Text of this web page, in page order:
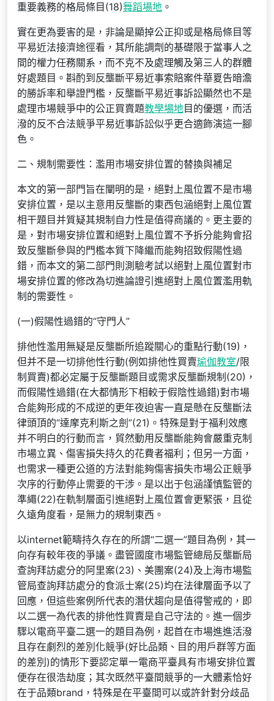
重要義務的格局條目(18)舞蹈場地 。
實在更為要害的是，非論是顯掉公正抑或是格局條目等
平易近法接濟途徑看，其所能調劑的基礎限于當事人之
間的權力任務關系，而不克不及處理觸及第三人的群體
好處題目。斟酌到反壟斷平易近事索賠案件華夏告暗澹
的勝訴率和舉證門檻，反壟斷平易近事訴訟顯然也不是
處理市場競爭中的公正買賣題教學場地目的優選，而活
潑的反不合法競爭平易近事訴訟似乎更合適飾演這一腳
色。
二、規制需要性：濫用市場安排位置的替換與補足
本文的第一部門旨在闡明的是，絕對上風位置不是市場
安排位置，是以主意用反壟斷的東西包涵絕對上風位置
相干題目并質疑其規制自力性是值得商議的。更主要的
是，對市場安排位置和絕對上風位置不予拆分能夠會招
致反壟斷參與的門檻本質下降繼而能夠招致假陽性過
錯，而本文的第二部門則測驗考試以絕對上風位置對市
場安排位置的修改為切進論證引進絕對上風位置濫用軌
制的需要性。
(一)假陽性過錯的“守門人”
排他性濫用無疑是反壟斷所追蹤關心的重點行動(19)，
但并不是一切排他性行動(例如排他性買賣瑜伽教室/限
制買賣)都必定屬于反壟斷題目或需求反壟斷規制(20)，
而假陽性過錯(在大都情形下相較于假陰性過錯)對市場
合能夠形成的不成逆的更年夜迫害一直是懸在反壟斷法
律頭頂的“達摩克利斯之劍”(21)。特殊是對于福利效應
并不明白的行動而言，貿然動用反壟斷能夠會嚴重克制
市場立異、傷害損失持久的花費者福利；但另一方面，
也需求一種更公道的方法對能夠傷害損失市場公正競爭
次序的行動停止需要的干涉。是以出于包涵謹慎監管的
準繩(22)在軌制層面引進絕對上風位置會更緊張，且從
久遠角度看，是無力的規制東西。
以internet範疇持久存在的所謂“二選一”題目為例，其一
向存有較年夜的爭議。盡管國度市場監管總局反壟斷局
查詢拜訪處分的阿里案(23)、美團案(24)及上海市場監
管局查詢拜訪處分的食派士案(25)均在法律層面予以了
回應，但這些案例所代表的潛伏趨向是值得警戒的，即
以二選一為代表的排他性買賣是自己守法的。進一個步
驟以電商平臺二選一的題目為例，起首在市場進進活潑
且存在劇烈的差別化競爭(好比品類、目的用戶群等方面
的差別)的情形下要認定單一電商平臺具有市場安排位置
便存在很浩劫度；其次既然平臺間競爭的一大體素恰好
在于品類brand，特殊是在平臺間可以或許針對分歧品